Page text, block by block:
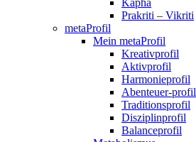
Kapha
Prakriti – Vikriti
metaProfil
Mein metaProfil
Kreativprofil
Aktivprofil
Harmonieprofil
Abenteuer-profil
Traditionsprofil
Disziplinprofil
Balanceprofil